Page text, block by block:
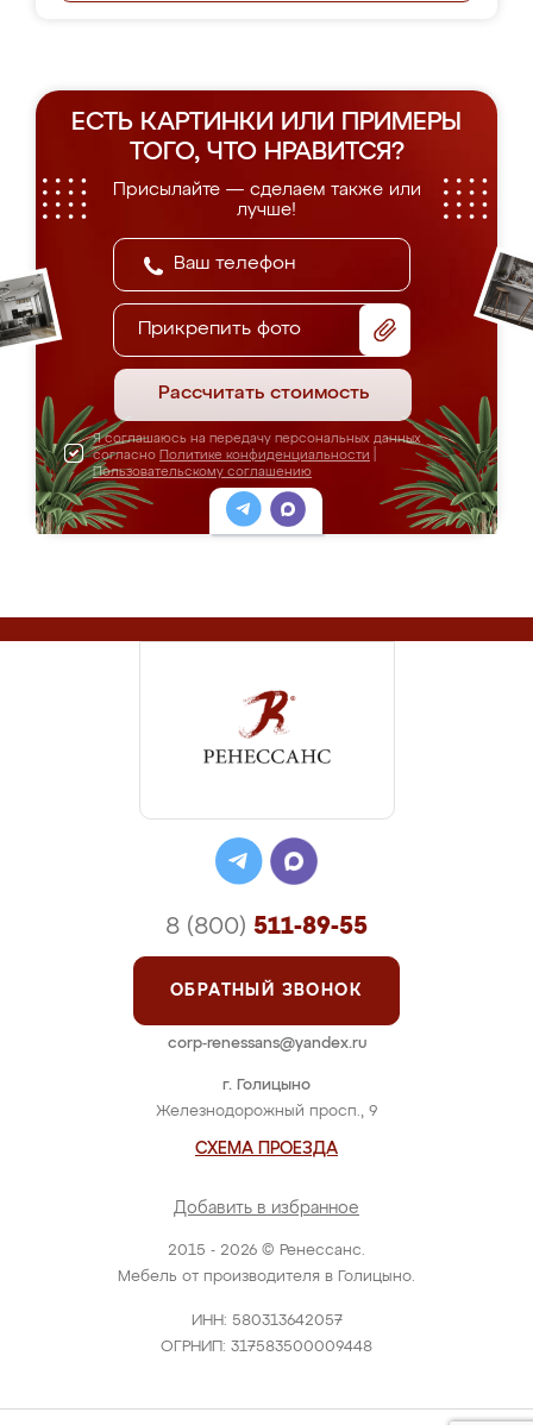
ЕСТЬ КАРТИНКИ ИЛИ ПРИМЕРЫ
ТОГО, ЧТО НРАВИТСЯ?
Присылайте — сделаем также или
лучше!
Прикрепить фото
Рассчитать стоимость
Я соглашаюсь на передачу персональных данных
согласно Политике конфиденциальности
Пользовательскому соглашению
2015 - 2026 © Ренессанс.
Мебель от производителя в Голицыно.
ИНН: 580313642057
ОГРНИП: 317583500009448
г. Голицыно
Железнодорожный просп., 9
СХЕМА ПРОЕЗДА
Добавить в избранное
8 (800) 511-89-55
ОБРАТНЫЙ ЗВОНОК
corp-renessans@yandex.ru